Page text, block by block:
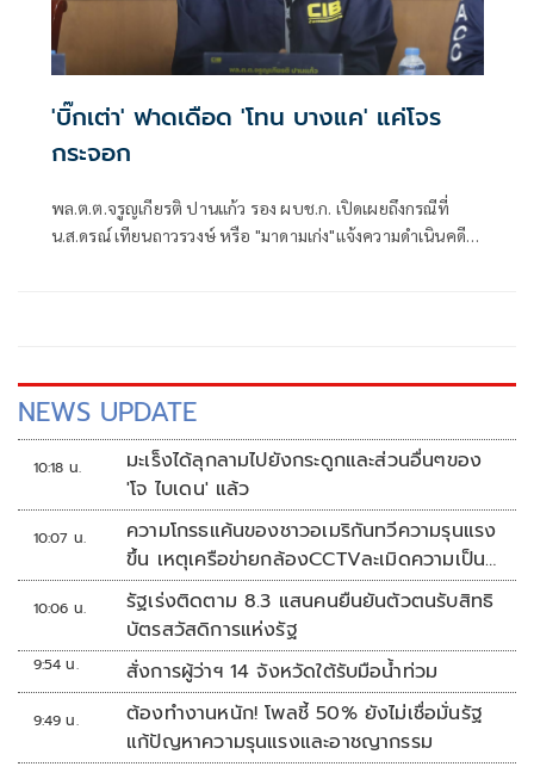
'บิ๊กเต่า' ฟาดเดือด 'โทน บางแค' แค่โจร
กระจอก
พล.ต.ต.จรูญเกียรติ ปานแก้ว รอง ผบช.ก. เปิดเผยถึงกรณีที่
น.ส.ดรณ์ เทียนถาวรวงษ์ หรือ "มาดามเก่ง"แจ้งความดำเนินคดี
NEWS UPDATE
10:18 น.
มะเร็งได้ลุกลามไปยังกระดูกและส่วนอื่นๆของ
'โจ ไบเดน' แล้ว
10:07 น.
ความโกรธแค้นของชาวอเมริกันทวีความรุนแรง
ขึ้น เหตุเครือข่ายกล้องCCTVละเมิดความเป็น
ส่วนตัว
10:06 น.
รัฐเร่งติดตาม 8.3 แสนคนยืนยันตัวตนรับสิทธิ
บัตรสวัสดิการแห่งรัฐ
9:54 น. สั่งการผู้ว่าฯ 14 จังหวัดใต้รับมือน้ำท่วม
9:49 น.
ต้องทำงานหนัก! โพลชี้ 50% ยังไม่เชื่อมั่นรัฐ
แก้ปัญหาความรุนแรงและอาชญากรรม